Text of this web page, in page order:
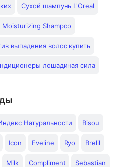
Сухой шампунь L'Oreal
Shampoo
выпадения волос купить
лошадиная сила
Натуральности Bisou
Icon Eveline Ryo Brelil
Milk Compliment Sebastian